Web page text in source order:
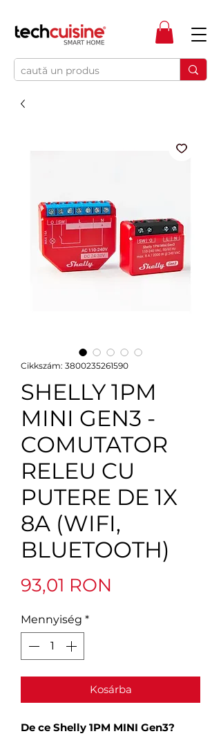
Cikkszám: 3800235261590
SHELLY 1PM
MINI GEN3 -
COMUTATOR
RELEU CU
PUTERE DE 1X
8A (WIFI,
BLUETOOTH)
93,01 RON
Mennyiség *
Kosárba
De ce Shelly 1PM MINI Gen3?